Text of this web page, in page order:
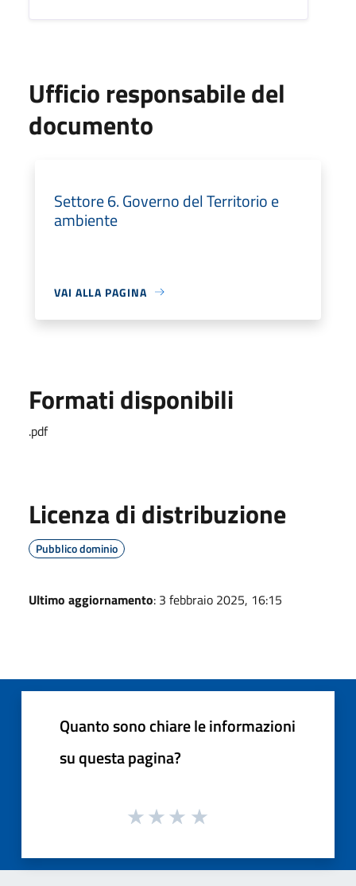
Ufficio responsabile del
documento
Settore 6. Governo del Territorio e
ambiente
VAI ALLA PAGINA
Formati disponibili
.pdf
Licenza di distribuzione
Pubblico dominio
Ultimo aggiornamento: 3 febbraio 2025, 16:15
Quanto sono chiare le informazioni
su questa pagina?